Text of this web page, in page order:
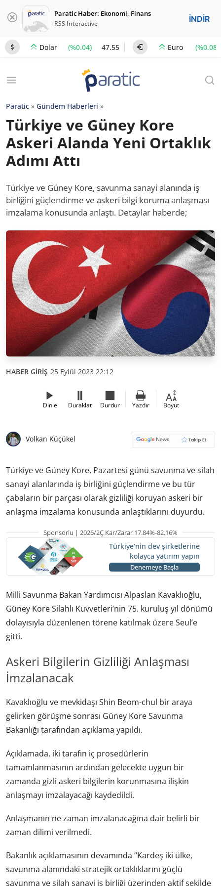
Paratic Haber: Ekonomi, Finans
RSS Interactive İNDİR
Dolar (%0.04) 47.55 Euro (%0.08)
Paratic » Gündem Haberleri »
Türkiye ve Güney Kore
Askeri Alanda Yeni Ortaklık
Adımı Attı
Türkiye ve Güney Kore, savunma sanayi alanında iş
birliğini güçlendirme ve askeri bilgi koruma anlaşması
imzalama konusunda anlaştı. Detaylar haberde;
HABER GİRİŞ 25 Eylül 2023 22:12
Dinle Duraklat Durdur Yazdır Boyut
Volkan Küçükel
Türkiye ve Güney Kore, Pazartesi günü savunma ve silah
sanayi alanlarında iş birliğini güçlendirme ve bu tür
çabaların bir parçası olarak gizliliği koruyan askeri bir
anlaşma imzalama konusunda anlaştıklarını duyurdu.
Sponsorlu | 2026/2Ç Kar/Zarar 17.84%-82.16%
Türkiye’nin dev şirketlerine
kolayca yatırım yapın
Denemeye Başla
Milli Savunma Bakan Yardımcısı Alpaslan Kavaklıoğlu,
Güney Kore Silahlı Kuvvetleri’nin 75. kuruluş yıl dönümü
dolayısıyla düzenlenen törene katılmak üzere Seul’e
gitti.
Askeri Bilgilerin Gizliliği Anlaşması
İmzalanacak
Kavaklıoğlu ve mevkidaşı Shin Beom-chul bir araya
gelirken görüşme sonrası Güney Kore Savunma
Bakanlığı tarafından açıklama yapıldı.
Açıklamada, iki tarafın iç prosedürlerin
tamamlanmasının ardından gelecekte uygun bir
zamanda gizli askeri bilgilerin korunmasına ilişkin
anlaşmayı imzalayacağı kaydedildi.
Anlaşmanın ne zaman imzalanacağına dair belirli bir
zaman dilimi verilmedi.
Bakanlık açıklamasının devamında “Kardeş iki ülke,
savunma alanındaki stratejik ortaklıklarını güçlü
savunma ve silah sanayi iş birliği üzerinden aktif şekilde